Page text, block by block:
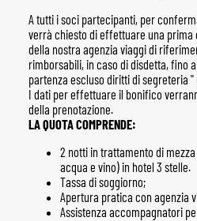
A tutti i soci partecipanti, per
verrà chiesto di effettuare una prima
della nostra agenzia viaggi di
rimborsabili, in caso di disdetta, fino
partenza escluso diritti di segreteria "
I dati per effettuare il bonifico
della prenotazione.
LA QUOTA COMPRENDE:
2 notti in trattamento di
acqua e vino) in hotel 3 stelle.
Tassa di soggiorno;
Apertura pratica con agenzia
Assistenza accompagnatori